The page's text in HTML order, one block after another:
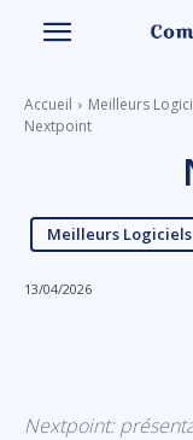
Accueil
Meilleurs
Nextpoint
Meilleurs
13/04/2026
Nextpoint: